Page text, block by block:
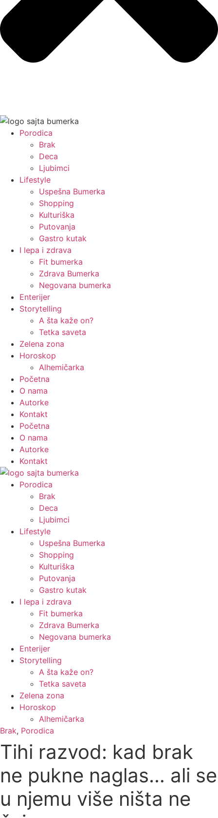
Porodica
Brak
Deca
Ljubimci
Lifestyle
Uspešna Bumerka
Shopping
Kulturiška
Putovanja
Gastro kutak
I lepa i zdrava
Fit bumerka
Zdrava Bumerka
Negovana bumerka
Enterijer
Storytelling
A šta kaže on?
Tetka saveta
Zelena zona
Horoskop
Alhemičarka
Početna
O nama
Autorke
Kontakt
Početna
O nama
Autorke
Kontakt
Porodica
Brak
Deca
Ljubimci
Lifestyle
Uspešna Bumerka
Shopping
Kulturiška
Putovanja
Gastro kutak
I lepa i zdrava
Fit bumerka
Zdrava Bumerka
Negovana bumerka
Enterijer
Storytelling
A šta kaže on?
Tetka saveta
Zelena zona
Horoskop
Alhemičarka
Brak, Porodica
Tihi razvod: kad brak
ne pukne naglas… ali se
u njemu više ništa ne